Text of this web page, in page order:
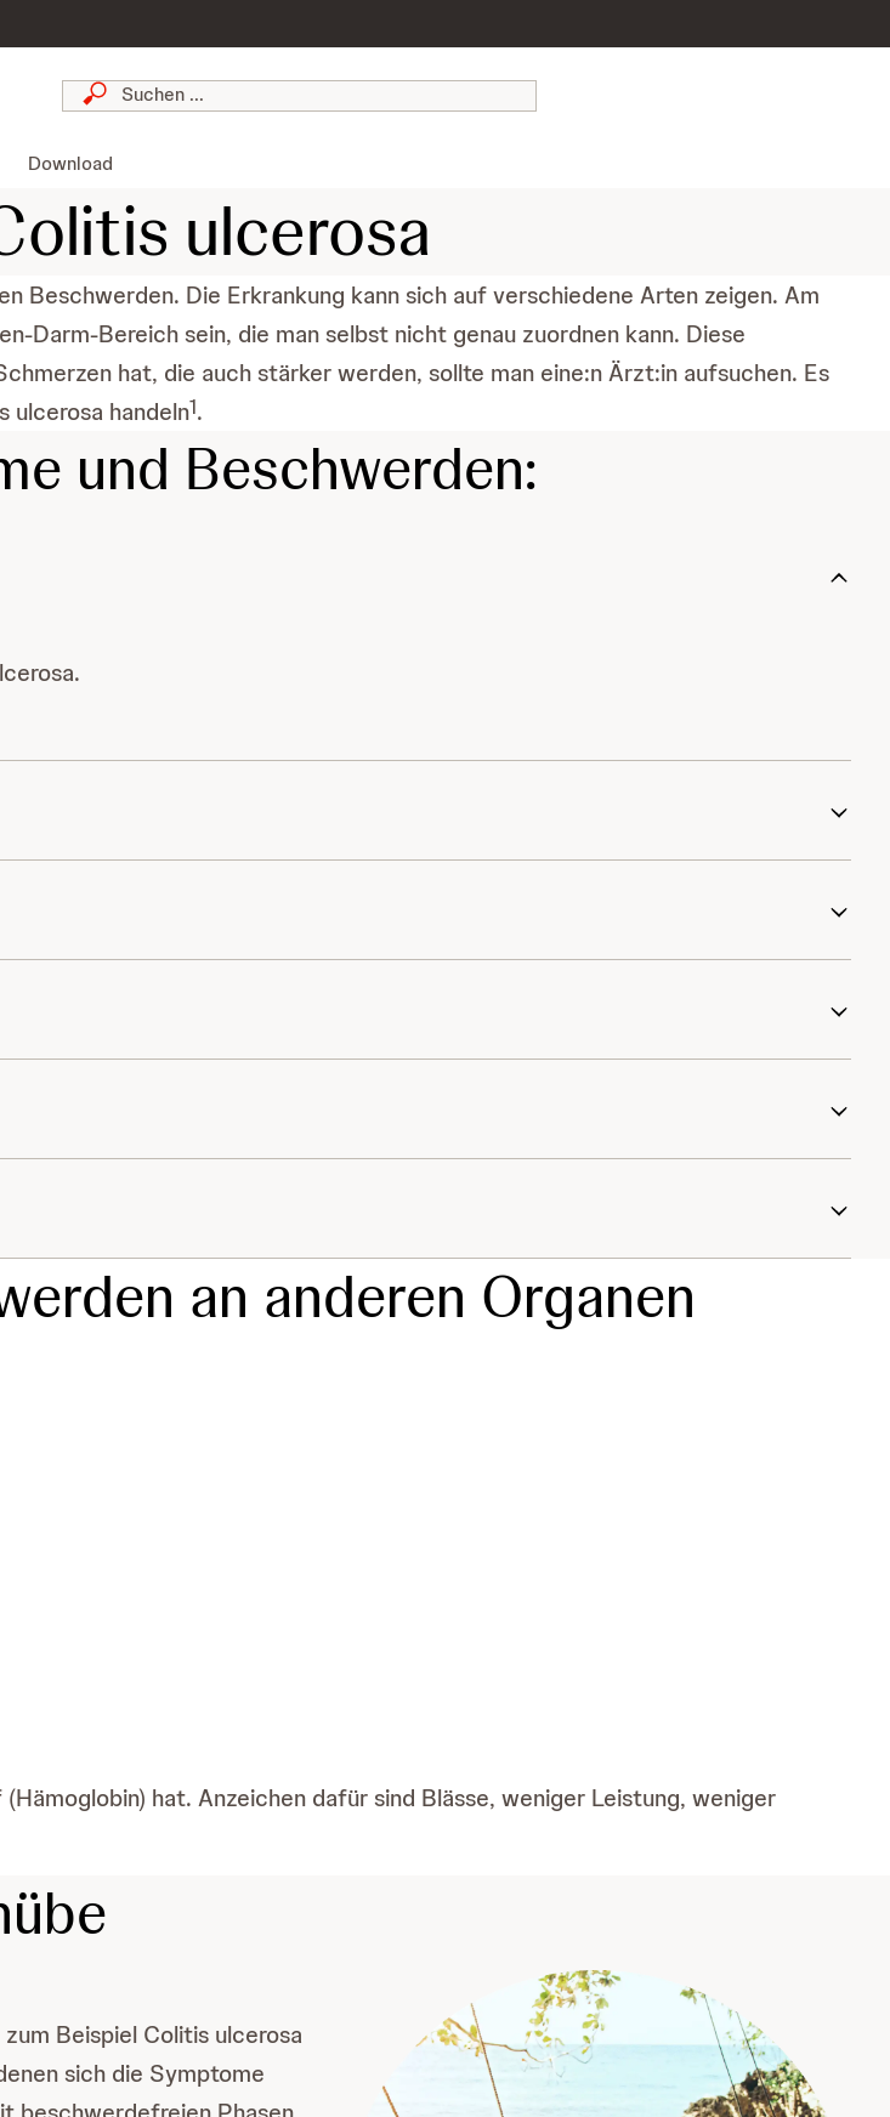
Download
ulcerosa
Beschwerden. Die Erkrankung kann sich auf verschiedene Arten zeigen. Am
Darm-Bereich sein, die man selbst nicht genau zuordnen kann. Diese
hat, die auch stärker werden, sollte man eine:n Ärzt:in aufsuchen. Es
ulcerosa handeln1.
und Beschwerden:
an anderen Organen
hat. Anzeichen dafür sind Blässe, weniger Leistung, weniger
Beispiel Colitis ulcerosa
sich die Symptome